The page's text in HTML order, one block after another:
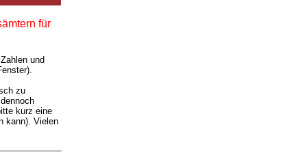
für
und
zu
kurz eine
kann). Vielen